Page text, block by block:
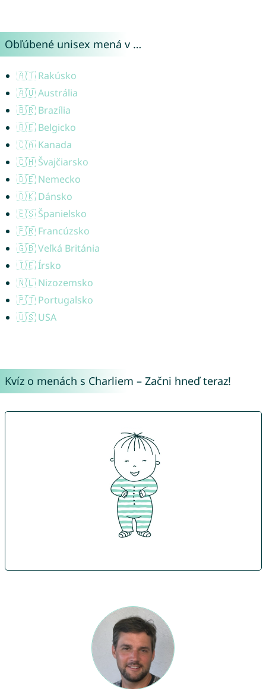
Obľúbené unisex mená v …
🇦🇹 Rakúsko
🇦🇺 Austrália
🇧🇷 Brazília
🇧🇪 Belgicko
🇨🇦 Kanada
🇨🇭 Švajčiarsko
🇩🇪 Nemecko
🇩🇰 Dánsko
🇪🇸 Španielsko
🇫🇷 Francúzsko
🇬🇧 Veľká Británia
🇮🇪 Írsko
🇳🇱 Nizozemsko
🇵🇹 Portugalsko
🇺🇸 USA
Kvíz o menách s Charliem – Začni hneď teraz!